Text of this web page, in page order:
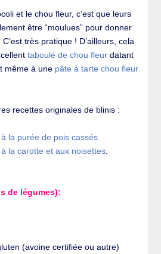
et le chou fleur, c’est que leurs
être “moulues” pour donner
très pratique ! D’ailleurs, cela
taboulé de chou fleur datant
même à une pâte à tarte chou fleur
recettes originales de blinis :
la purée de pois cassés
la carotte et aux noisettes
de légumes):
(avoine certifiée ou autre)